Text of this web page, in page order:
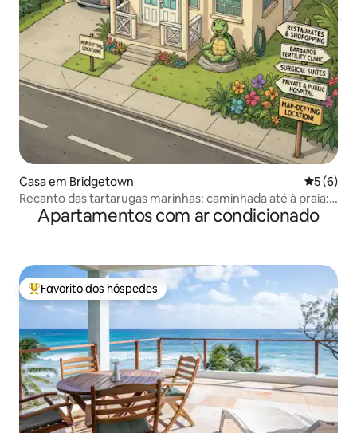
Casa em Bridgetown
5 (6)
Recanto das tartarugas marinhas: caminhada até à praia:
St. Michael
Apartamentos com ar condicionado
Favoritos dos hóspedes mais apreciados
Favorito dos hóspedes